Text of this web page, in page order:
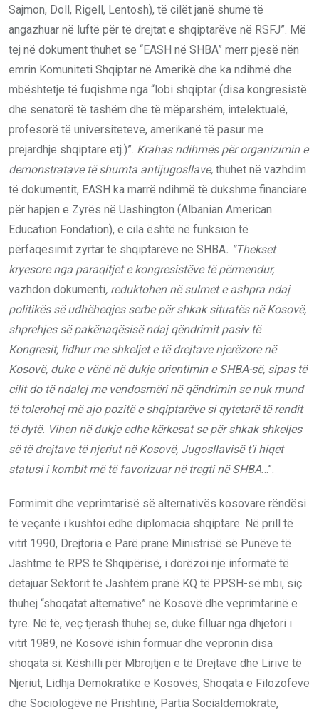
Sajmon, Doll, Rigell, Lentosh), të cilët janë shumë të
angazhuar në luftë për të drejtat e shqiptarëve në RSFJ”. Më
tej në dokument thuhet se “EASH në SHBA” merr pjesë nën
emrin Komuniteti Shqiptar në Amerikë dhe ka ndihmë dhe
mbështetje të fuqishme nga “lobi shqiptar (disa kongresistë
dhe senatorë të tashëm dhe të mëparshëm, intelektualë,
profesorë të universiteteve, amerikanë të pasur me
prejardhje shqiptare etj.)”. Krahas ndihmës për organizimin e
demonstratave të shumta antijugosllave, thuhet në vazhdim
të dokumentit, EASH ka marrë ndihmë të dukshme financiare
për hapjen e Zyrës në Uashington (Albanian American
Education Fondation), e cila është në funksion të
përfaqësimit zyrtar të shqiptarëve në SHBA. “Thekset
kryesore nga paraqitjet e kongresistëve të përmendur,
vazhdon dokumenti, reduktohen në sulmet e ashpra ndaj
politikës së udhëheqjes serbe për shkak situatës në Kosovë,
shprehjes së pakënaqësisë ndaj qëndrimit pasiv të
Kongresit, lidhur me shkeljet e të drejtave njerëzore në
Kosovë, duke e vënë në dukje orientimin e SHBA-së, sipas të
cilit do të ndalej me vendosmëri në qëndrimin se nuk mund
të tolerohej më ajo pozitë e shqiptarëve si qytetarë të rendit
të dytë. Vihen në dukje edhe kërkesat se për shkak shkeljes
së të drejtave të njeriut në Kosovë, Jugosllavisë t’i hiqet
statusi i kombit më të favorizuar në tregti në SHBA …”.
Formimit dhe veprimtarisë së alternativës kosovare rëndësi
të veçantë i kushtoi edhe diplomacia shqiptare. Në prill të
vitit 1990, Drejtoria e Parë pranë Ministrisë së Punëve të
Jashtme të RPS të Shqipërisë, i dorëzoi një informatë të
detajuar Sektorit të Jashtëm pranë KQ të PPSH-së mbi, siç
thuhej “shoqatat alternative” në Kosovë dhe veprimtarinë e
tyre. Në të, veç tjerash thuhej se, duke filluar nga dhjetori i
vitit 1989, në Kosovë ishin formuar dhe vepronin disa
shoqata si: Këshilli për Mbrojtjen e të Drejtave dhe Lirive të
Njeriut, Lidhja Demokratike e Kosovës, Shoqata e Filozofëve
dhe Sociologëve në Prishtinë, Partia Socialdemokrate,